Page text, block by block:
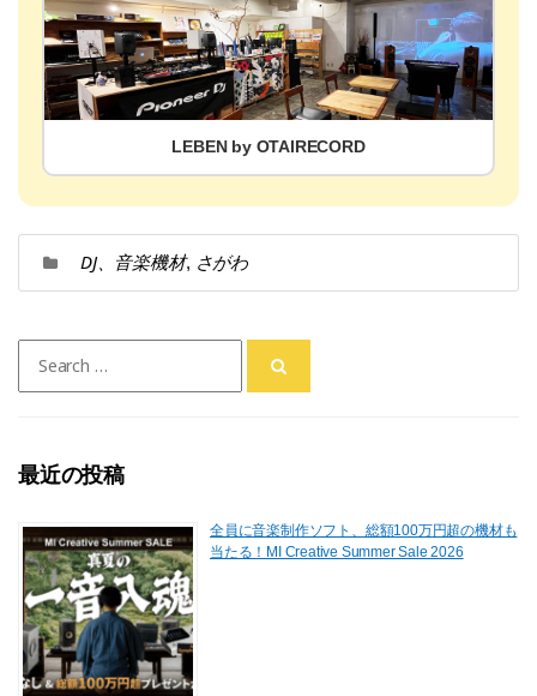
LEBEN by OTAIRECORD
DJ、音楽機材, さがわ
for:
最近の投稿
全員に音楽制作ソフト、総額100万円超の機材も
当たる！MI Creative Summer Sale 2026